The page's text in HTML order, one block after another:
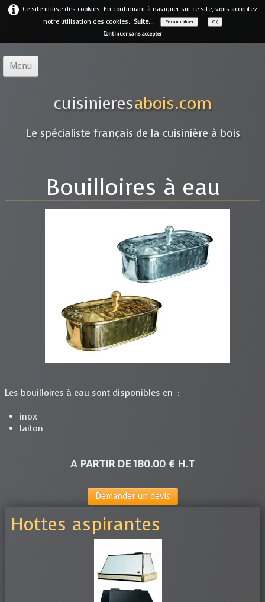
Ce site utilise des cookies. En continuant à naviguer sur ce site, vous acceptez
notre utilisation des cookies. Suite... Personnaliser OK
Continuer sans accepter
Menu
Notre offre▼
Notre entreprise
Galerie ▼
Contact
cuisinieresabois.com
Le spécialiste français de la cuisinière à bois
Bouilloires à eau
Les bouilloires à eau sont disponibles en :
inox
laiton
A PARTIR DE 180.00 € H.T
Demander un devis
Hottes aspirantes